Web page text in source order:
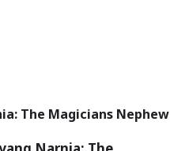
The Magicians Nephew